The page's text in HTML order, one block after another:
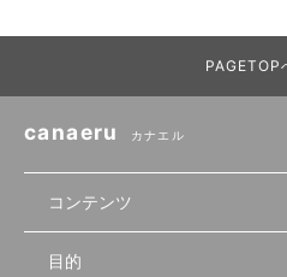
PAGETOP
canaeru カナエル
コンテンツ
無料開業相談
目的